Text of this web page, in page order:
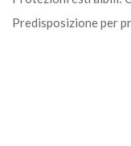
Predisposizione per